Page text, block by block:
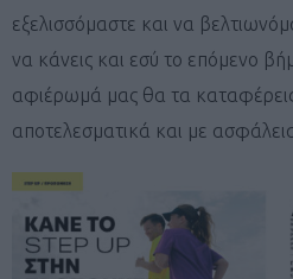
εξελισσόμαστε και να
να κάνεις και εσύ το επόμενο
αφιέρωμά μας θα τα
αποτελεσματικά και με